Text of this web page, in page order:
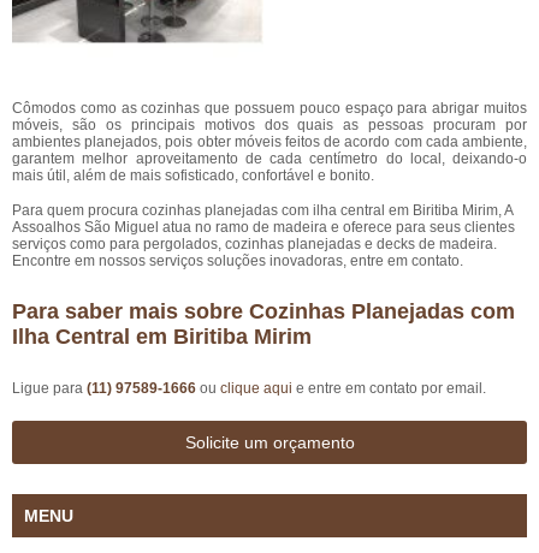
Cômodos como as cozinhas que possuem pouco espaço para abrigar muitos
móveis, são os principais motivos dos quais as pessoas procuram por
ambientes planejados, pois obter móveis feitos de acordo com cada ambiente,
garantem melhor aproveitamento de cada centímetro do local, deixando-o
mais útil, além de mais sofisticado, confortável e bonito.
Para quem procura cozinhas planejadas com ilha central em Biritiba Mirim, A
Assoalhos São Miguel atua no ramo de madeira e oferece para seus clientes
serviços como para pergolados, cozinhas planejadas e decks de madeira.
Encontre em nossos serviços soluções inovadoras, entre em contato.
Para saber mais sobre Cozinhas Planejadas com
Ilha Central em Biritiba Mirim
Ligue para (11) 97589-1666 ou clique aqui e entre em contato por email.
Solicite um orçamento
MENU